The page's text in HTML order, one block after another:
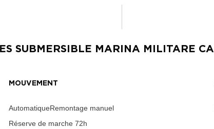
SUBMERSIBLE MARINA MILITARE
MOUVEMENT
AutomatiqueRemontage manuel
Réserve de marche 72h